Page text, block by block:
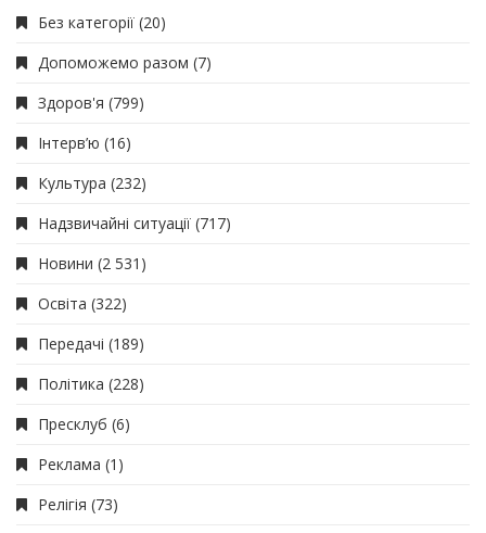
Без категорії (20)
Допоможемо разом (7)
Здоров'я (799)
Інтерв’ю (16)
Культура (232)
Надзвичайні ситуації (717)
Новини (2 531)
Освіта (322)
Передачі (189)
Політика (228)
Пресклуб (6)
Реклама (1)
Релігія (73)